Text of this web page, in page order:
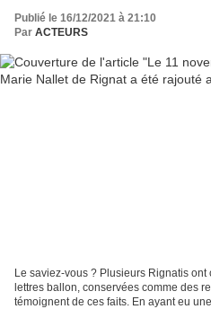
Publié le 16/12/2021 à 21:10
Par ACTEURS
Le saviez-vous ? Plusieurs Rignatis
lettres ballon, conservées comme des
témoignent de ces faits. En ayant eu